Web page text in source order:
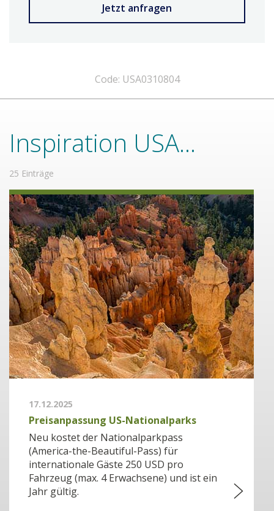
Jetzt anfragen
Code: USA0310804
Inspiration USA...
25 Einträge
17.12.2025
Preisanpassung US-Nationalparks
Neu kostet der Nationalparkpass
(America-the-Beautiful-Pass) für
internationale Gäste 250 USD pro
Fahrzeug (max. 4 Erwachsene) und ist ein
Jahr gültig.